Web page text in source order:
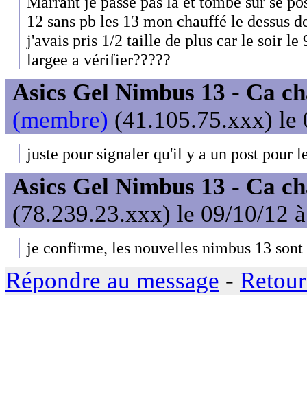
12 sans pb les 13 mon chauffé le dessus
j'avais pris 1/2 taille de plus car le soir le
largee a vérifier?????
Asics Gel Nimbus 13 - Ca
(membre) (41.105.75.xxx) le
juste pour signaler qu'il y a un post pour
Asics Gel Nimbus 13 - Ca
(78.239.23.xxx) le 09/10/12
je confirme, les nouvelles nimbus 13
Répondre au message -